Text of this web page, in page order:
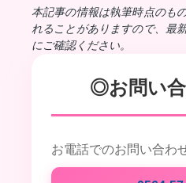
本記事の情報は執筆時点のも
れることがありますので、最
にご確認ください。
◎お問い
お電話でのお問い合わ